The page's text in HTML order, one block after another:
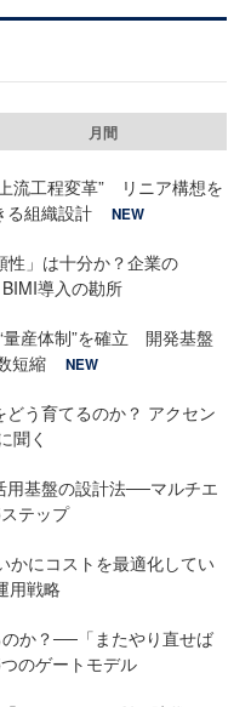
月間
流工程変革” リニア構想を
る組織設計
NEW
性」は十分か？企業の
導入の勘所
量産体制”を確立 開発基盤
短縮
NEW
う育てるのか？ アクセン
聞く
用基盤の設計法──マルチエ
テップ
かにコストを最適化してい
用戦略
のか？──「またやり直せば
のゲートモデル